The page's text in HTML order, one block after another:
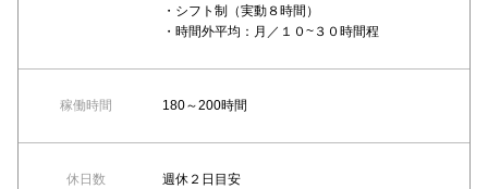
・シフト制（実動８時間）
・時間外平均：月／１０~３０時間程
稼働時間 180～200時間
休日数 週休２日目安